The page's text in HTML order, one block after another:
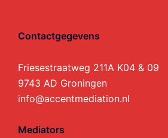
Contactgegevens
Friesestraatweg 211A K04 & 09
9743 AD Groningen
info@accentmediation.nl
Mediators